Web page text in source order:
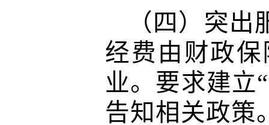
（四）突
经费由财政
业。要求建立
告知相关政策